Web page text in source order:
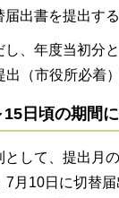
届出書を提出す
し、年度当初分
出（市役所必着
15日頃の期間
として、提出月
7月10日に切替